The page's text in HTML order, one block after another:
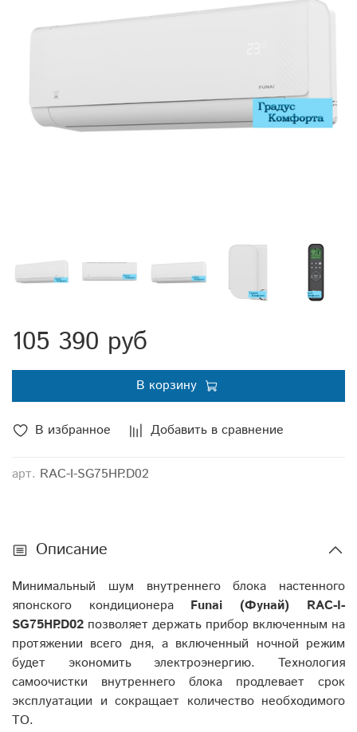
В избранное Добавить в сравнение
арт. RAC-I-SG75HP.D02
105 390 руб
В корзину
Описание
Минимальный шум внутреннего блока настенного
японского кондиционера Funai (Фунай) RAC-I-
SG75HP.D02 позволяет держать прибор включенным на
протяжении всего дня, а включенный ночной режим
будет экономить электроэнергию. Технология
самоочистки внутреннего блока продлевает срок
эксплуатации и сокращает количество необходимого
ТО.